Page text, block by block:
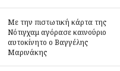
Με την πιστωτική κάρτα της
Νότιγχαμ αγόρασε καινούριο
αυτοκίνητο ο Βαγγέλης
Μαρινάκης